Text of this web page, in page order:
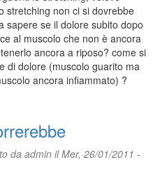
stretching non ci si dovrebbe
sapere se il dolore subito dopo
al muscolo che non è ancora
ancora a riposo? come si
di dolore (muscolo guarito ma
ancora infiammato) ?
daadmin il Mer, 26/01/2011 -